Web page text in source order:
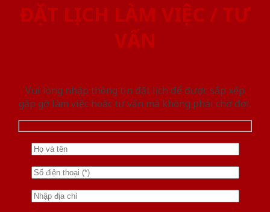
ĐẶT LỊCH LÀM VIỆC / TƯ
VẤN
Vui lòng nhập thông tin đặt lịch để được sắp xếp
gặp gỡ làm việc hoăc tư vấn mà không phải chờ đợi.